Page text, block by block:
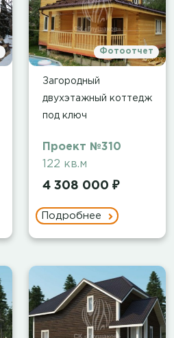
Фотоотчет
Загородный
двухэтажный коттедж
под ключ
Проект №310
122 кв.м
4 308 000 ₽
Подробнее